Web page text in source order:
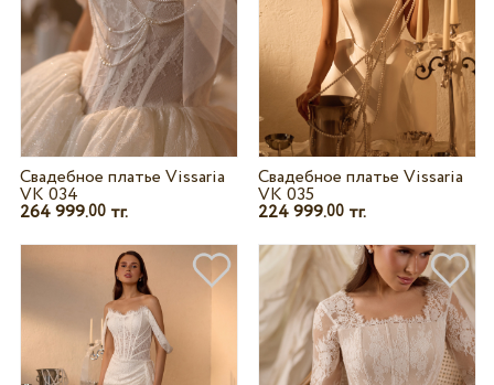
Свадебное платье Vissaria
VK 034
264 999.00тг.
Свадебное платье Vissaria
VK 035
224 999.00 тг.